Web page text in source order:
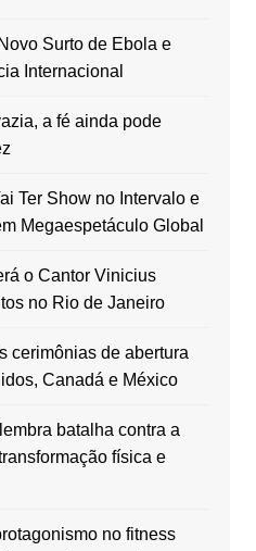
Surto de Ebola e
Internacional
a fé ainda pode
Ter Show no Intervalo e
Megaespetáculo Global
o Cantor Vinicius
no Rio de Janeiro
cerimônias de abertura
Canadá e México
batalha contra a
física e
no fitness